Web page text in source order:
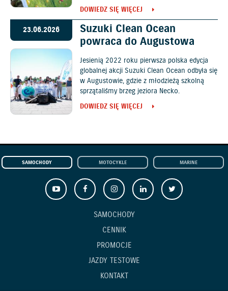
DOWIEDZ SIĘ WIĘCEJ
23.06.2026
Suzuki Clean Ocean
powraca do Augustowa
Jesienią 2022 roku pierwsza polska edycja
globalnej akcji Suzuki Clean Ocean odbyła się
w Augustowie, gdzie z młodzieżą szkolną
sprzątaliśmy brzeg jeziora Necko.
DOWIEDZ SIĘ WIĘCEJ
SAMOCHODY MOTOCYKLE MARINE
SAMOCHODY
CENNIK
PROMOCJE
JAZDY TESTOWE
KONTAKT